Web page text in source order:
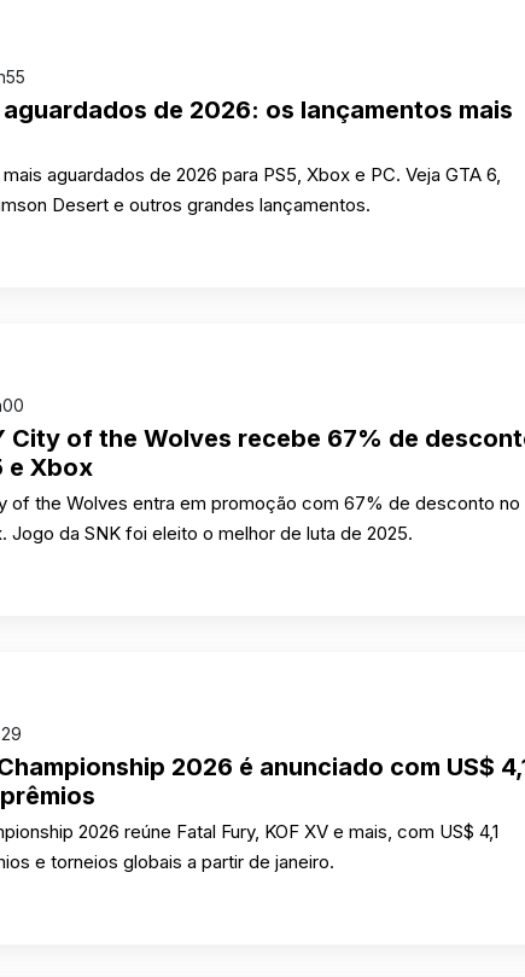
de 2026: os lançamentos mais
aguardados de 2026 para PS5, Xbox e PC. Veja GTA 6,
Desert e outros grandes lançamentos.
City of the Wolves recebe 67% de
e Xbox
of the Wolves entra em promoção com 67% de desconto no
Jogo da SNK foi eleito o melhor de luta de 2025.
2026 é anunciado com US$
2026 reúne Fatal Fury, KOF XV e mais, com US$ 4,1
e torneios globais a partir de janeiro.